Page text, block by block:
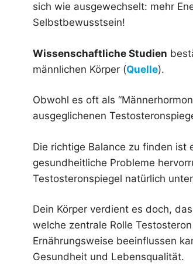
sich wie ausgewechselt: mehr
Selbstbewusstsein!
Wissenschaftliche Studien
männlichen Körper (Quelle).
Obwohl es oft als
ausgeglichenen
Die richtige Balance zu finden ist
gesundheitliche Probleme
Testosteronspiegel natürlich
Dein Körper verdient es doch,
welche zentrale Rolle
Ernährungsweise beeinflussen
Gesundheit und Lebensqualität.